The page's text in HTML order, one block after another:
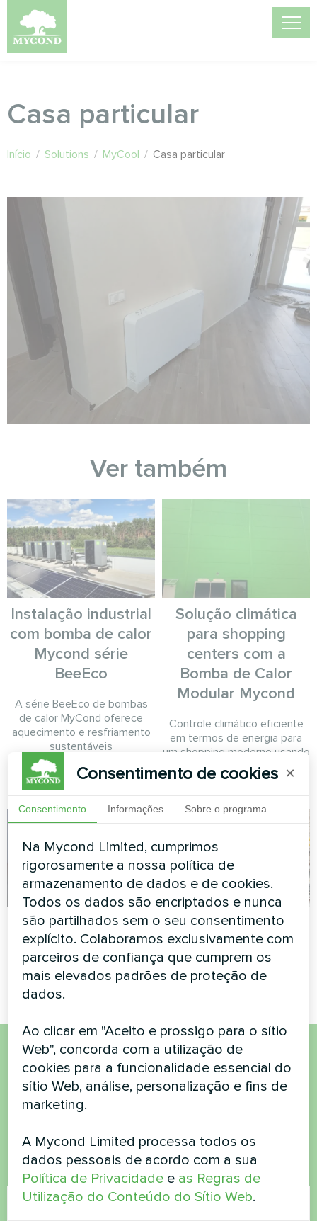
Casa particular
Início / Solutions / MyCool / Casa particular
Ver também
Instalação industrial
com bomba de calor
Mycond série
BeeEco
A série BeeEco de bombas
de calor MyCond oferece
aquecimento e resfriamento
sustentáveis
Solução climática
para shopping
centers com a
Bomba de Calor
Modular Mycond
Controle climático eficiente
em termos de energia para
um shopping moderno usando
uma bomba de calor Mycond
Modular.
Casa particular
Bomba de calor BeeSmart
MHCS 045 NBS
Salão de casamento
Bomba de calor split série
Hevi
Quer comprar ou tem
dúvidas?
Contacte-nos e nós ajudamo-lo
Nome
Consentimento de cookies ×
Consentimento Informações Sobre o programa
Na Mycond Limited, cumprimos
rigorosamente a nossa política de
armazenamento de dados e de cookies.
Todos os dados são encriptados e nunca
são partilhados sem o seu consentimento
explícito. Colaboramos exclusivamente com
parceiros de confiança que cumprem os
mais elevados padrões de proteção de
dados.
Ao clicar em "Aceito e prossigo para o sítio
Web", concorda com a utilização de
cookies para a funcionalidade essencial do
sítio Web, análise, personalização e fins de
marketing.
A Mycond Limited processa todos os
dados pessoais de acordo com a sua
Política de Privacidade e as Regras de
Utilização do Conteúdo do Sítio Web.